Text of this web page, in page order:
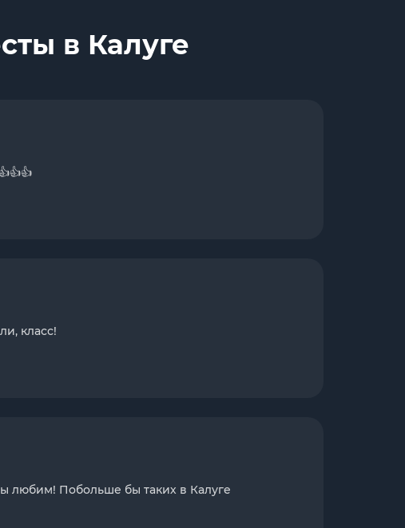
в Калуге
класс!
любим! Побольше бы таких в Калуге